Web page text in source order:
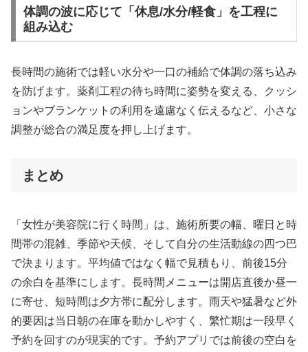
体調の波に応じて「休息/水分/軽食」を工程に
組み込む
長時間の施術では軽い水分や一口の補給で体調の落ち込み
を防げます。薬剤工程の待ち時間に姿勢を変える、クッシ
ョンやブランケットの利用を遠慮なく伝えるなど、小さな
調整が総合の満足度を押し上げます。
まとめ
「女性が美容院に行く時間」は、施術所要の幅、曜日と時
間帯の混雑、季節や天候、そして自分の生活動線の四つ巴
で決まります。平均値ではなく幅で見積もり、前後15分
の余白を基準にします。長時間メニューは開店直後か昼一
に寄せ、短時間は夕方帯に配分します。雨天や猛暑など外
的要因は当日朝の在庫を動かしやすく、繁忙期は一段早く
予約を回すのが現実的です。予約アプリでは前後の空白を